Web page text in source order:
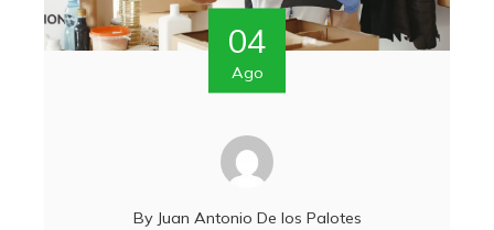
04
Ago
By Juan Antonio De los Palotes